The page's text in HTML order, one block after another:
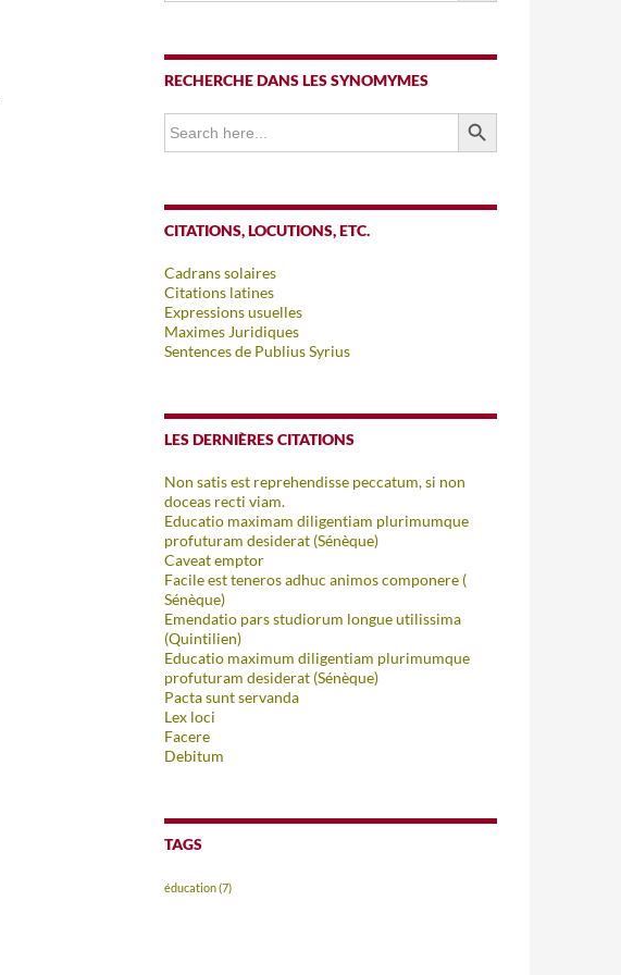
RECHERCHE DANS LES SYNOMYMES
Search
for:
SEARCH BUTTON
CITATIONS, LOCUTIONS, ETC.
Cadrans solaires
Citations latines
Expressions usuelles
Maximes Juridiques
Sentences de Publius Syrius
LES DERNIÈRES CITATIONS
Non satis est reprehendisse peccatum, si non
doceas recti viam.
Educatio maximam diligentiam plurimumque
profuturam desiderat (Sénèque)
Caveat emptor
Facile est teneros adhuc animos componere (
Sénèque)
Emendatio pars studiorum longue utilissima
(Quintilien)
Educatio maximum diligentiam plurimumque
profuturam desiderat (Sénèque)
Pacta sunt servanda
Lex loci
Facere
Debitum
TAGS
éducation(7)